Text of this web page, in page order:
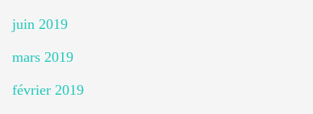
juin 2019
mars 2019
février 2019